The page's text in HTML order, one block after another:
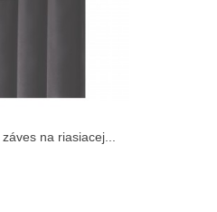
Vložiť do košíka
na riasiacej...